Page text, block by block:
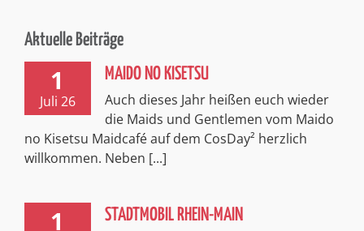
unsere Ehrengäste sicher von A [...]
Impressum
Kontakt
Datenschutzerklärung